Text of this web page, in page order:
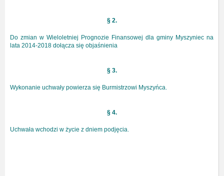
§ 2.
Do zmian w Wieloletniej Prognozie Finansowej dla gminy Myszyniec na
lata 2014-2018 dołącza się objaśnienia
§ 3.
Wykonanie uchwały powierza się Burmistrzowi Myszyńca.
§ 4.
Uchwała wchodzi w życie z dniem podjęcia.